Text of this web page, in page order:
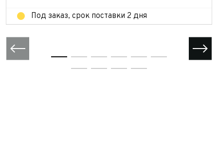
Под заказ, срок поставки 2 дня